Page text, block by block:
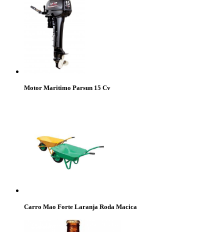
Motor Maritimo Parsun 15 Cv
Carro Mao Forte Laranja Roda Macica